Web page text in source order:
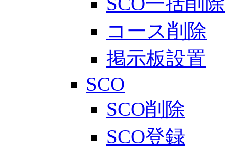
コース削除
掲示板設置
SCO
SCO削除
SCO登録